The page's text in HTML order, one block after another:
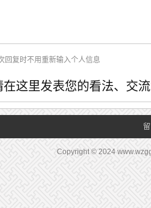
回复时不用重新输入个人信息
这里发表您的看法、交
Copyright © 2024